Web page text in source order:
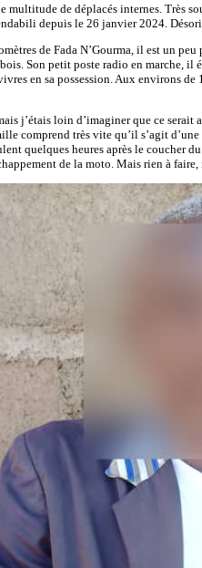
de déplacés internes. Très
depuis le 26 janvier 2024.
de Fada N’Gourma, il est un
Son petit poste radio en marche,
en sa possession. Aux environs
j’étais loin d’imaginer que ce
comprend très vite qu’il s’agit
quelques heures après le coucher
de la moto. Mais rien à